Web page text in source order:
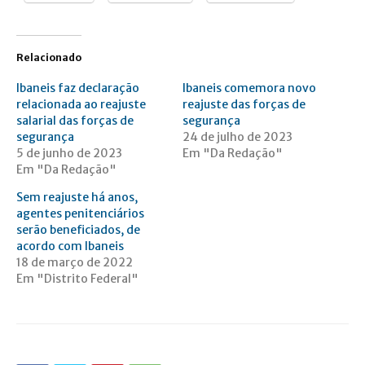
Relacionado
Ibaneis faz declaração
relacionada ao reajuste
salarial das forças de
segurança
5 de junho de 2023
Em "Da Redação"
Ibaneis comemora novo
reajuste das forças de
segurança
24 de julho de 2023
Em "Da Redação"
Sem reajuste há anos,
agentes penitenciários
serão beneficiados, de
acordo com Ibaneis
18 de março de 2022
Em "Distrito Federal"